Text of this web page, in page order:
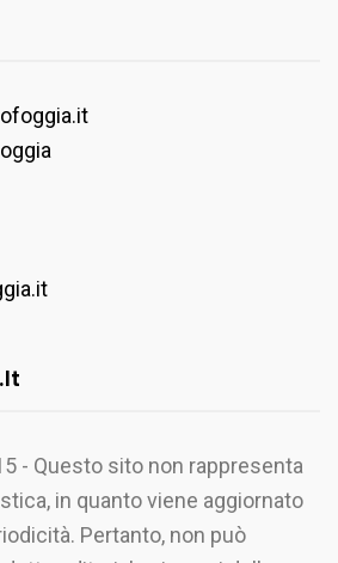
- Questo sito non rappresenta
in quanto viene aggiornato
Pertanto, non può